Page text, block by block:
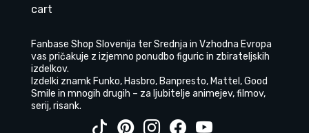
cart
Fanbase Shop Slovenija ter Srednja in Vzhodna Evropa
vas pričakuje z izjemno ponudbo figuric in zbirateljskih
izdelkov.
Izdelki znamk Funko, Hasbro, Banpresto, Mattel, Good
Smile in mnogih drugih – za ljubitelje animejev, filmov,
serij, risank.